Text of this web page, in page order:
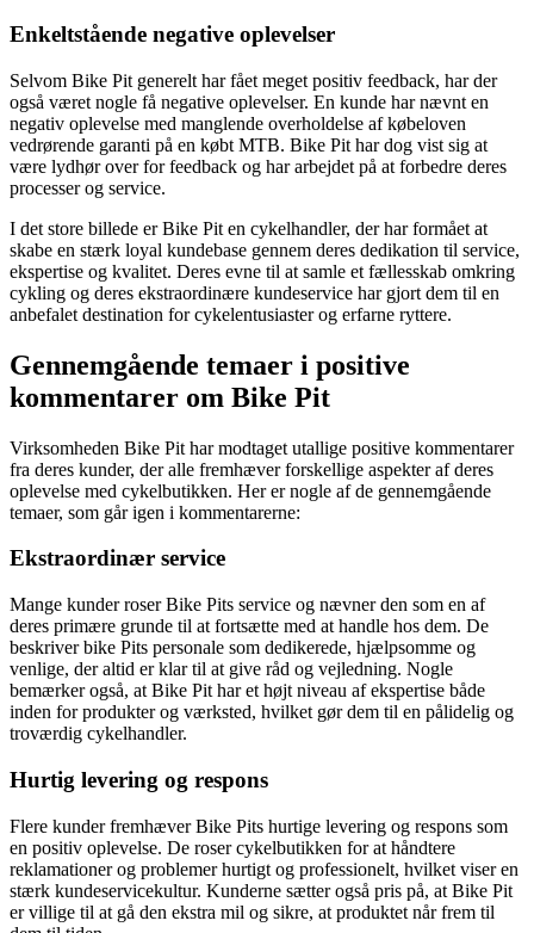
Enkeltstående negative oplevelser
Selvom Bike Pit generelt har fået meget positiv feedback, har der
også været nogle få negative oplevelser. En kunde har nævnt en
negativ oplevelse med manglende overholdelse af købeloven
vedrørende garanti på en købt MTB. Bike Pit har dog vist sig at
være lydhør over for feedback og har arbejdet på at forbedre deres
processer og service.
I det store billede er Bike Pit en cykelhandler, der har formået at
skabe en stærk loyal kundebase gennem deres dedikation til service,
ekspertise og kvalitet. Deres evne til at samle et fællesskab omkring
cykling og deres ekstraordinære kundeservice har gjort dem til en
anbefalet destination for cykelentusiaster og erfarne ryttere.
Gennemgående temaer i positive
kommentarer om Bike Pit
Virksomheden Bike Pit har modtaget utallige positive kommentarer
fra deres kunder, der alle fremhæver forskellige aspekter af deres
oplevelse med cykelbutikken. Her er nogle af de gennemgående
temaer, som går igen i kommentarerne:
Ekstraordinær service
Mange kunder roser Bike Pits service og nævner den som en af
deres primære grunde til at fortsætte med at handle hos dem. De
beskriver bike Pits personale som dedikerede, hjælpsomme og
venlige, der altid er klar til at give råd og vejledning. Nogle
bemærker også, at Bike Pit har et højt niveau af ekspertise både
inden for produkter og værksted, hvilket gør dem til en pålidelig og
troværdig cykelhandler.
Hurtig levering og respons
Flere kunder fremhæver Bike Pits hurtige levering og respons som
en positiv oplevelse. De roser cykelbutikken for at håndtere
reklamationer og problemer hurtigt og professionelt, hvilket viser en
stærk kundeservicekultur. Kunderne sætter også pris på, at Bike Pit
er villige til at gå den ekstra mil og sikre, at produktet når frem til